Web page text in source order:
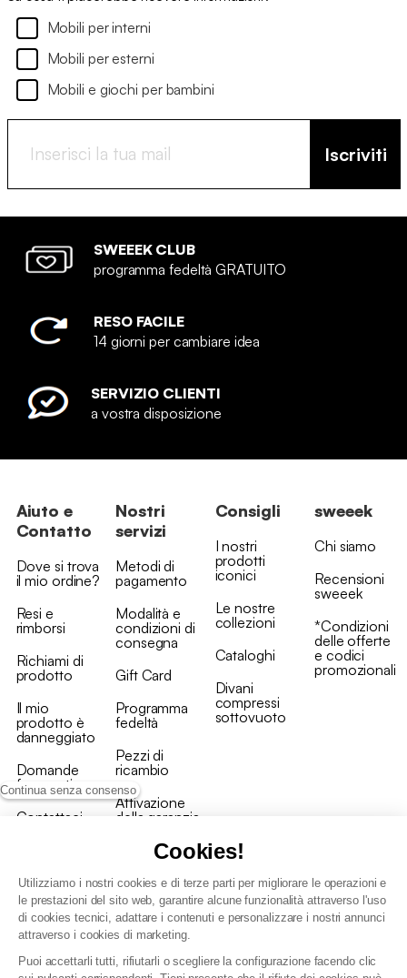
Continua senza consenso
Cookies!
Utilizziamo i nostri cookies e di terze parti per migliorare le operazioni e
le prestazioni del sito web, garantire alcune funzionalità attraverso l'uso
di cookies tecnici, adattare i contenuti e personalizzare i nostri annunci
attraverso i cookies di marketing.
Puoi accettarli tutti, rifiutarli o scegliere la configurazione facendo clic
Mobili per interni
Mobili per esterni
Mobili e giochi per bambini
Iscriviti
SWEEEK CLUB
programma fedeltà GRATUITO
RESO FACILE
14 giorni per cambiare idea
SERVIZIO CLIENTI
a vostra disposizione
Aiuto e
Contatto
Dove si trova
il mio ordine?
Resi e
rimborsi
Richiami di
prodotto
Il mio
prodotto è
danneggiato
Domande
frequenti
Contattaci
Nostri
servizi
Metodi di
pagamento
Modalità e
condizioni di
consegna
Gift Card
Programma
fedeltà
Pezzi di
ricambio
Attivazione
della garanzia
Consigli
I nostri
prodotti
iconici
Le nostre
collezioni
Cataloghi
Divani
compressi
sottovuoto
sweeek
Chi siamo
Recensioni
sweeek
*Condizioni
delle offerte
e codici
promozionali
Condizioni generali vendita
Politica di gestione dei dati personali e dei cookie